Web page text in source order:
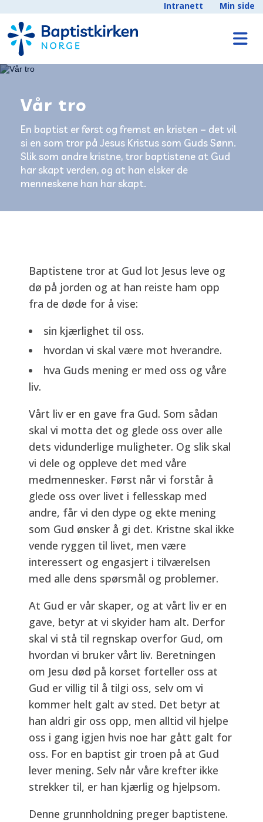
Intranett Min side
Vår tro
En baptist er først og fremst en kristen – det vil
si en som tror på Jesus Kristus som Guds Sønn.
Slik som andre kristne, tror baptistene at Gud
har skapt verden, og at han elsker de
menneskene han har skapt.
Baptistene tror at Gud lot Jesus leve og
dø på jorden og at han reiste ham opp
fra de døde for å vise:
sin kjærlighet til oss.
hvordan vi skal være mot hverandre.
hva Guds mening er med oss og våre
liv.
Vårt liv er en gave fra Gud. Som sådan
skal vi motta det og glede oss over alle
dets vidunderlige muligheter. Og slik skal
vi dele og oppleve det med våre
medmennesker. Først når vi forstår å
glede oss over livet i fellesskap med
andre, får vi den dype og ekte mening
som Gud ønsker å gi det. Kristne skal ikke
vende ryggen til livet, men være
interessert og engasjert i tilværelsen
med alle dens spørsmål og problemer.
At Gud er vår skaper, og at vårt liv er en
gave, betyr at vi skyider ham alt. Derfor
skal vi stå til regnskap overfor Gud, om
hvordan vi bruker vårt liv. Beretningen
om Jesu død på korset forteller oss at
Gud er villig til å tilgi oss, selv om vi
kommer helt galt av sted. Det betyr at
han aldri gir oss opp, men alltid vil hjelpe
oss i gang igjen hvis noe har gått galt for
oss. For en baptist gir troen på at Gud
lever mening. Selv når våre krefter ikke
strekker til, er han kjærlig og hjelpsom.
Denne grunnholdning preger baptistene.